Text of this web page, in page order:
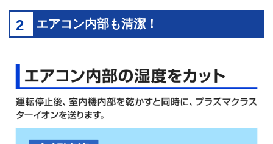
2 エアコン内部も清潔！